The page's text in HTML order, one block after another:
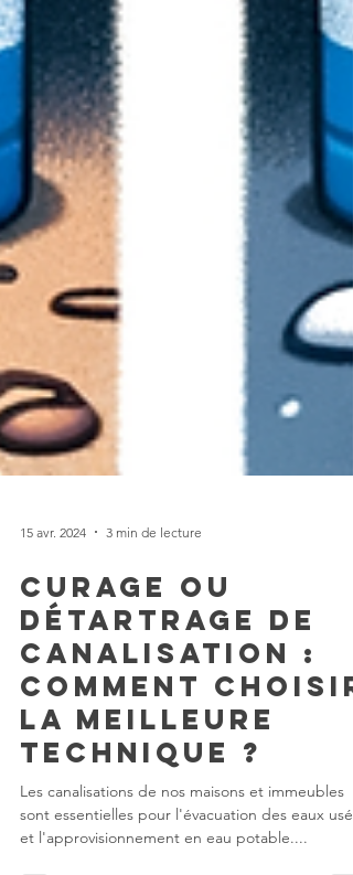
15 avr. 2024 3 min de lecture
Curage ou
détartrage de
canalisation :
Comment choisir
la meilleure
technique ?
Les canalisations de nos maisons et immeubles